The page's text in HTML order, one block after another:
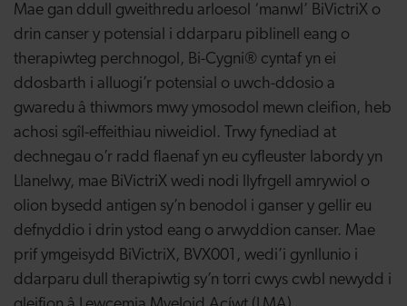
Mae gan ddull gweithredu arloesol ‘manwl’ BiVictriX o
drin canser y potensial i ddarparu piblinell eang o
therapiwteg perchnogol, Bi-Cygni® cyntaf yn ei
ddosbarth i alluogi’r potensial o uwch-ddosio a
gwaredu â thiwmors mwy ymosodol mewn cleifion, heb
achosi sgîl-effeithiau niweidiol. Trwy fynediad at
dechnegau o’r radd flaenaf yn eu cyfleuster labordy yn
Llanelwy, mae BiVictriX wedi nodi llyfrgell amrywiol o
olion bysedd antigen sy’n benodol i ganser y gellir eu
defnyddio i drin ystod eang o arwyddion canser. Mae
prif ymgeisydd BiVictriX, BVX001, wedi’i gynllunio i
ddarparu dull therapiwtig sy’n torri cwys cwbl newydd i